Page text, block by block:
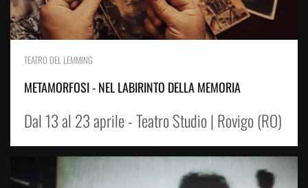
TEATRO DEL LEMMING
METAMORFOSI - NEL LABIRINTO DELLA MEMORIA
Dal 13 al 23 aprile - Teatro Studio | Rovigo (RO)